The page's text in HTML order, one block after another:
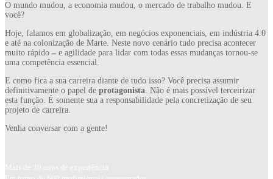
O mundo mudou, a economia mudou, o mercado de trabalho mudou. E
você?
Hoje, falamos em globalização, em negócios exponenciais, em indústria 4.0
e até na colonização de Marte. Neste novo cenário tudo precisa acontecer
muito rápido – e agilidade para lidar com todas essas mudanças tornou-se
uma competência essencial.
E como fica a sua carreira diante de tudo isso? Você precisa assumir
definitivamente o papel de protagonista. Não é mais possível terceirizar
esta função. É somente sua a responsabilidade pela concretização de seu
projeto de carreira.
Venha conversar com a gente!